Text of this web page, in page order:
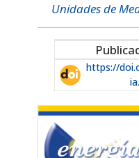
Unidades de
https://